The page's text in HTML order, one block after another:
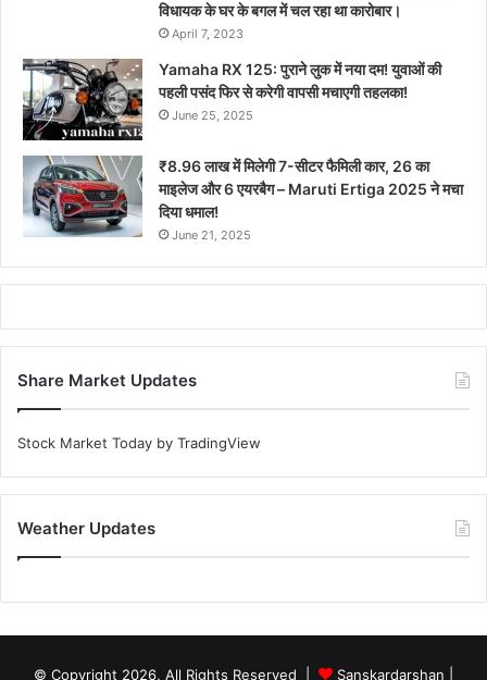
विधायक के घर के बगल में चल रहा था कारोबार।
April 7, 2023
Yamaha RX 125: पुराने लुक में नया दम! युवाओं की
पहली पसंद फिर से करेगी वापसी मचाएगी तहलका!
June 25, 2025
₹8.96 लाख में मिलेगी 7-सीटर फैमिली कार, 26 का
माइलेज और 6 एयरबैग – Maruti Ertiga 2025 ने मचा
दिया धमाल!
June 21, 2025
Share Market Updates
Stock Market Today by TradingView
Weather Updates
© Copyright 2026, All Rights Reserved | Sanskardarshan